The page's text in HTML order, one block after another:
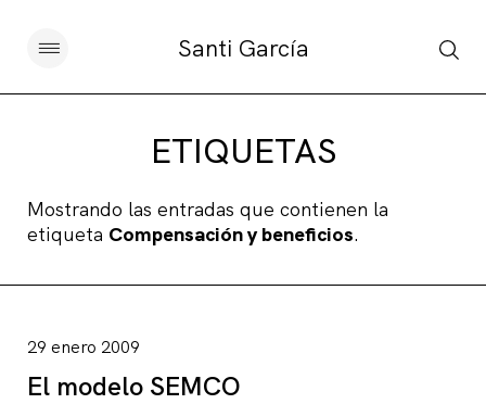
Santi García
Artículos
Charlas y conferencias
Libros
Contacto
ETIQUETAS
Mostrando las entradas que contienen la
etiqueta Compensación y beneficios.
29 enero 2009
El modelo SEMCO